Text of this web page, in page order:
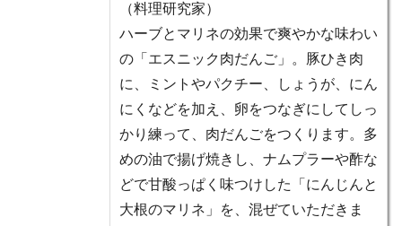
（料理研究家）
ハーブとマリネの効果で爽やかな味わい
の「エスニック肉だんご」。豚ひき肉
に、ミントやパクチー、しょうが、にん
にくなどを加え、卵をつなぎにしてしっ
かり練って、肉だんごをつくります。多
めの油で揚げ焼きし、ナムプラーや酢な
どで甘酸っぱく味つけした「にんじんと
大根のマリネ」を、混ぜていただきま